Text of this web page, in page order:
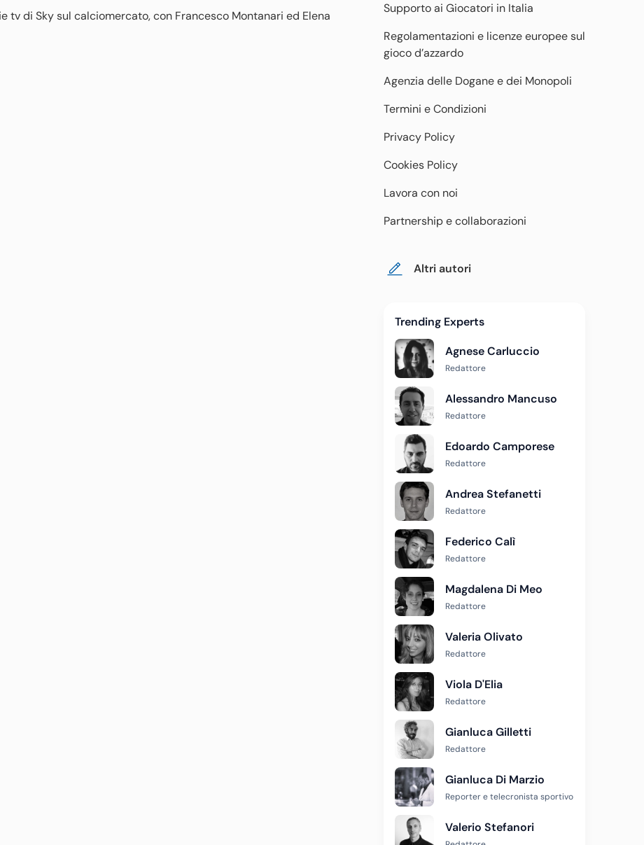
tv di Sky sul calciomercato, con Francesco Montanari ed Elena
Supporto ai Giocatori in Italia
Regolamentazioni e licenze europee sul
gioco d’azzardo
Agenzia delle Dogane e dei Monopoli
Termini e Condizioni
Privacy Policy
Cookies Policy
Lavora con noi
Partnership e collaborazioni
Altri autori
Trending Experts
Agnese Carluccio
Redattore
Alessandro Mancuso
Redattore
Edoardo Camporese
Redattore
Andrea Stefanetti
Redattore
Federico Calì
Redattore
Magdalena Di Meo
Redattore
Valeria Olivato
Redattore
Viola D'Elia
Redattore
Gianluca Gilletti
Redattore
Gianluca Di Marzio
Reporter e telecronista sportivo
Valerio Stefanori